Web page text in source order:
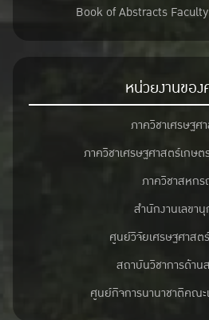
Book of Abstracts
หน่วยงานขอ
ภาควิชาเศรษฐศ
ภาควิชาเศรษฐศาสตร์เกษ
ภาควิชาสหก
สำนักงานเลขา
ศูนย์วิจัยเศรษฐศาสต
สถาบันวิชาการด้า
ศูนย์กิจการนานาชาติคณ